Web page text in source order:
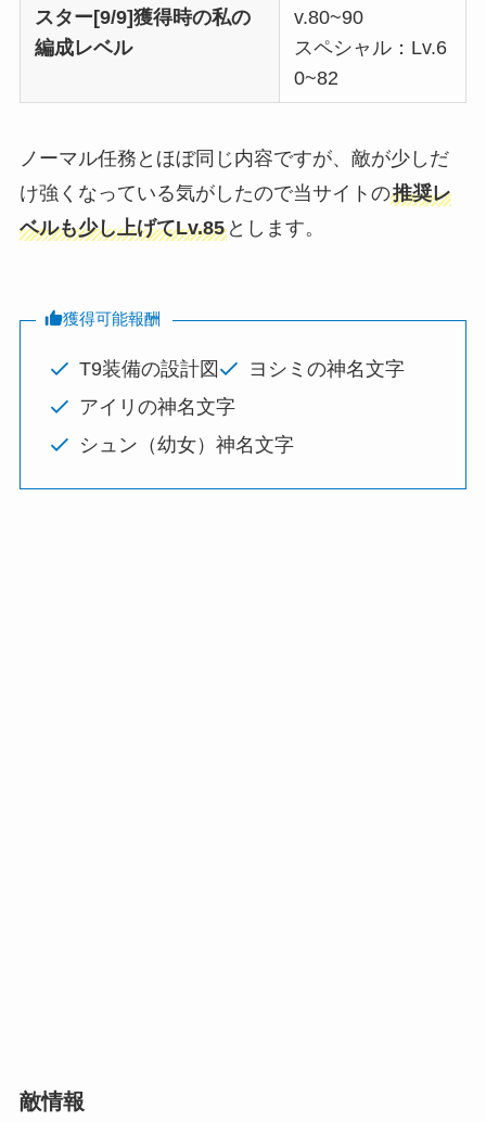
スター[9/9]獲得時の私の
編成レベル
v.80~90
スペシャル：Lv.6
0~82
ノーマル任務とほぼ同じ内容ですが、敵が少しだ
け強くなっている気がしたので当サイトの推奨レ
ベルも少し上げてLv.85とします。
獲得可能報酬
T9装備の設計図
ヨシミの神名文字
アイリの神名文字
シュン（幼女）神名文字
敵情報